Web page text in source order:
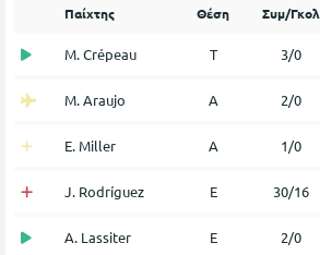
Παίχτης Θέση Συμ/Γκολ
M. Crépeau Τ 3/0
M. Araujo Α 2/0
E. Miller Α 1/0
J. Rodríguez Ε 30/16
A. Lassiter Ε 2/0